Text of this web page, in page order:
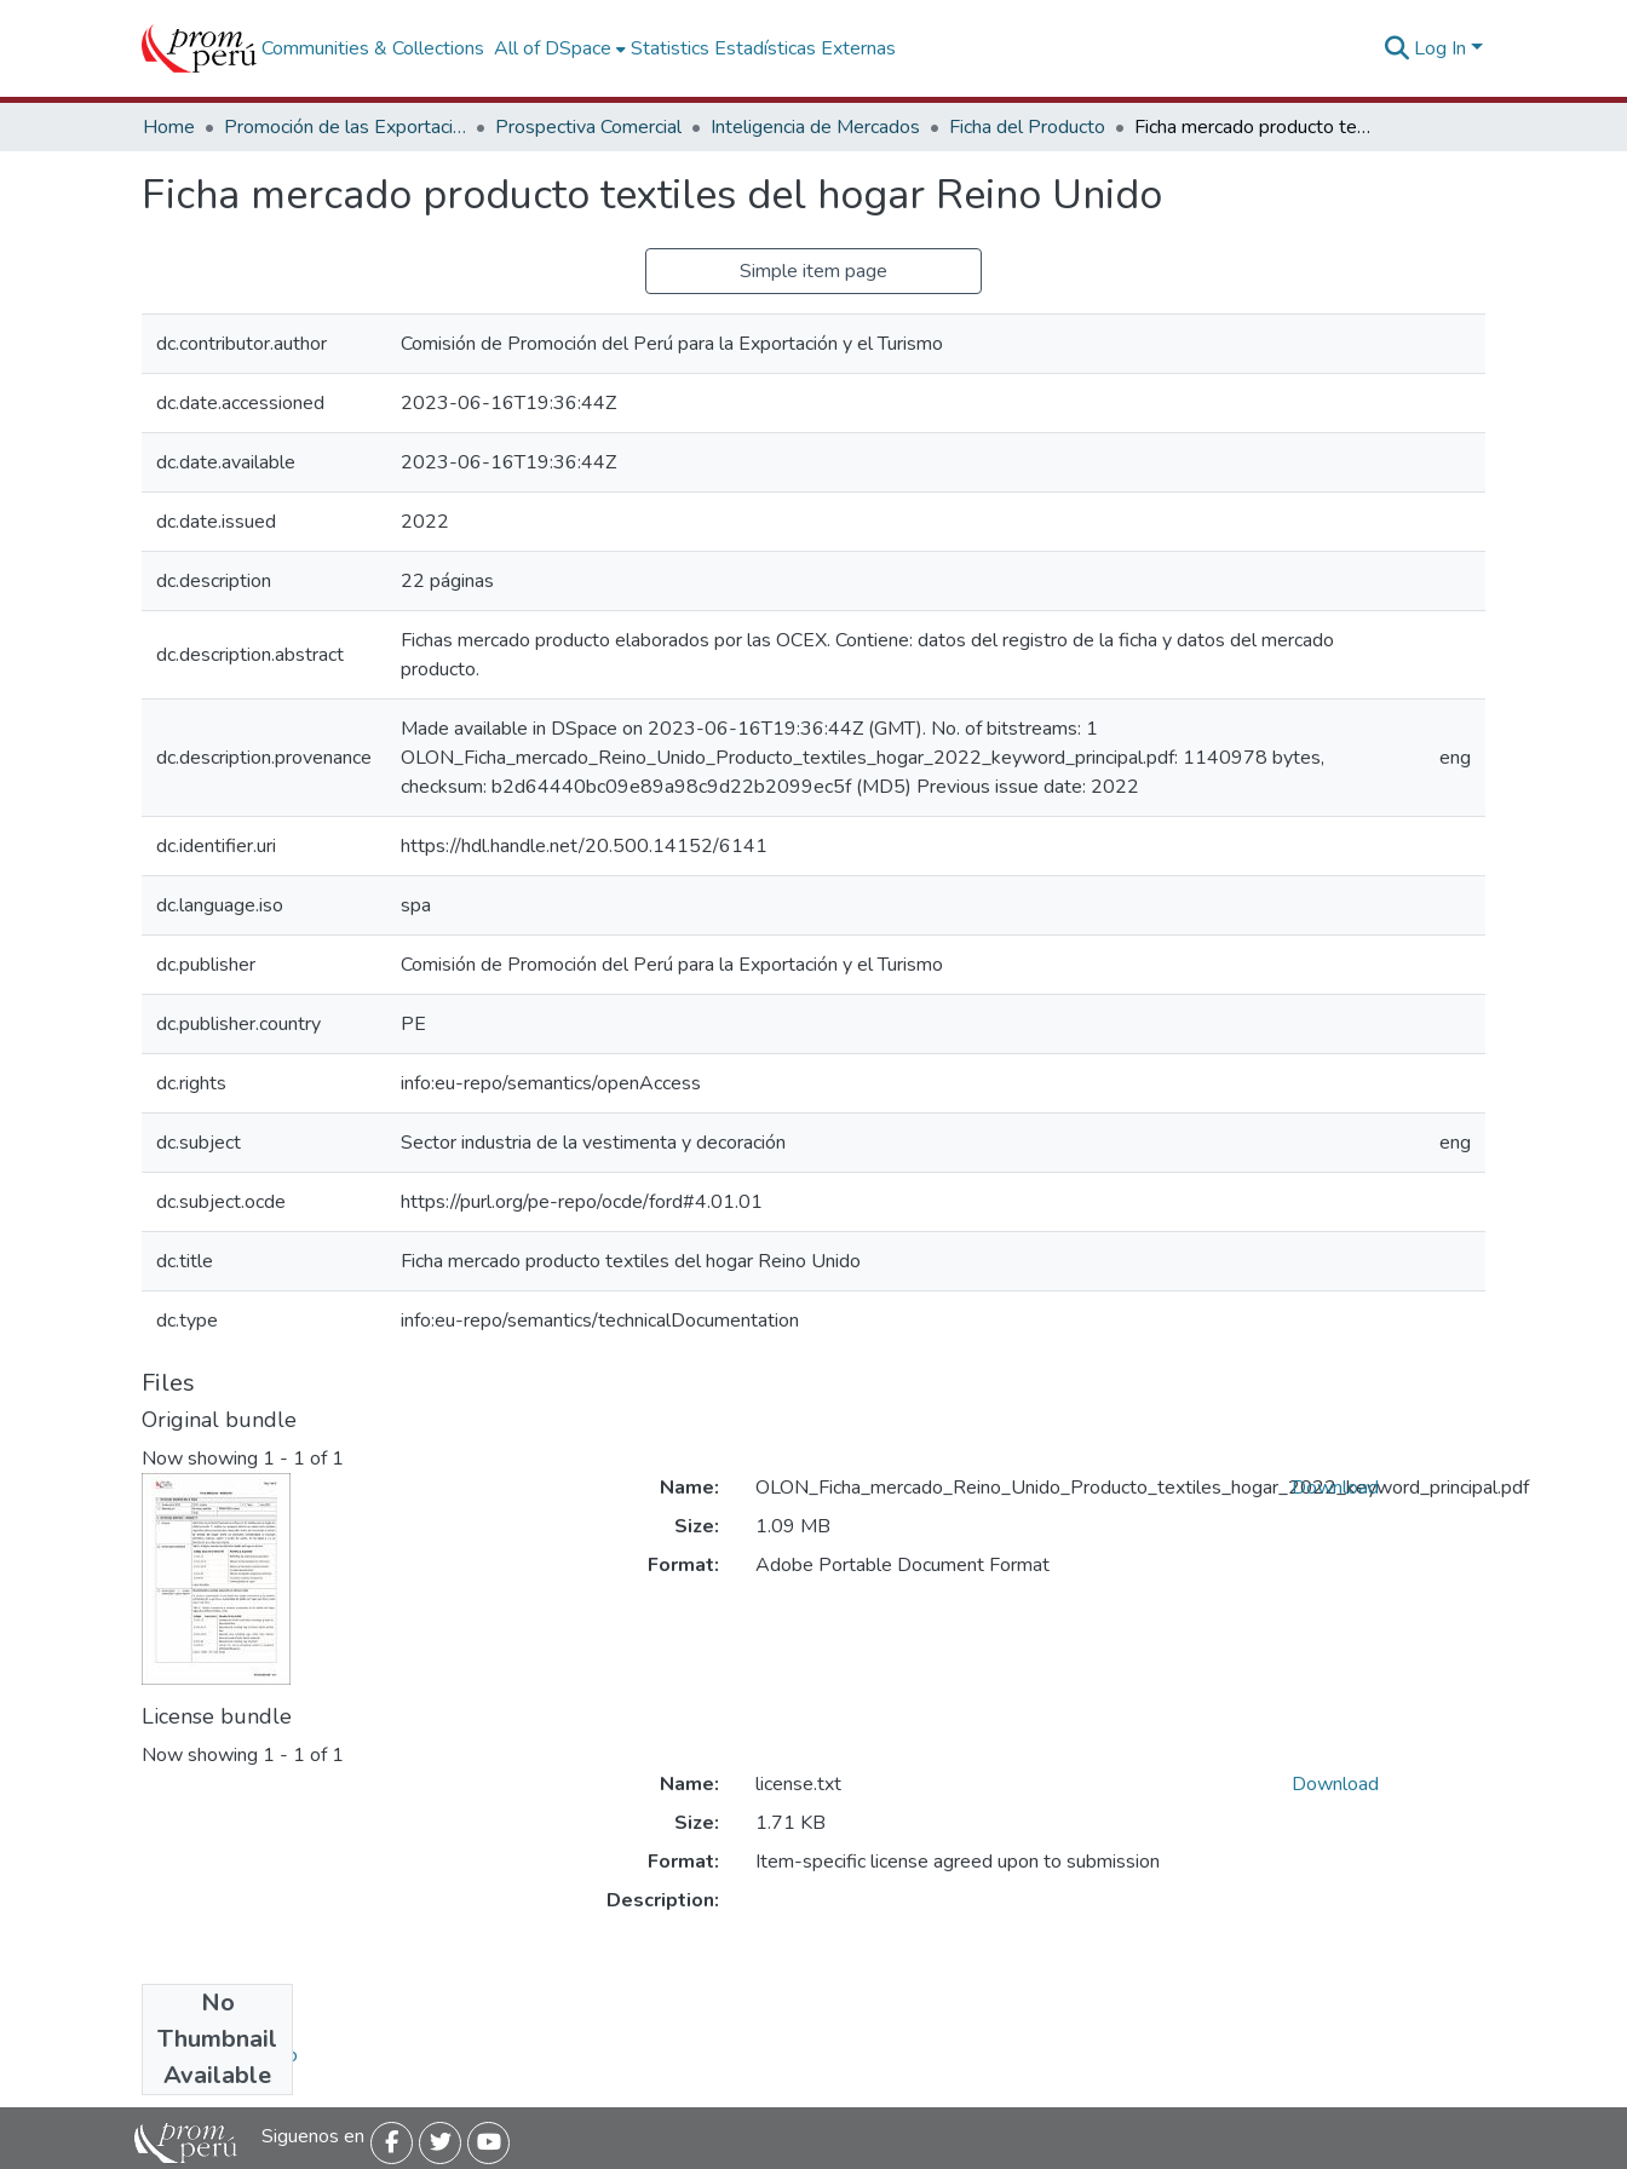
Communities & Collections All of DSpace Statistics Estadísticas Externas Log In
Home Promoción de las Exportaciones Prospectiva Comercial Inteligencia de Mercados Ficha del Producto Ficha mercado producto textiles del hogar Reino Unido
Ficha mercado producto textiles del hogar Reino Unido
Simple item page
dc.contributor.author Comisión de Promoción del Perú para la Exportación y el Turismo
dc.date.accessioned 2023-06-16T19:36:44Z
dc.date.available 2023-06-16T19:36:44Z
dc.date.issued 2022
dc.description 22 páginas
dc.description.abstract
Fichas mercado producto elaborados por las OCEX. Contiene: datos del registro de la ficha y datos del mercado
producto.
dc.description.provenance
Made available in DSpace on 2023-06-16T19:36:44Z (GMT). No. of bitstreams: 1
OLON_Ficha_mercado_Reino_Unido_Producto_textiles_hogar_2022_keyword_principal.pdf: 1140978 bytes,
checksum: b2d64440bc09e89a98c9d22b2099ec5f (MD5) Previous issue date: 2022
eng
dc.identifier.uri https://hdl.handle.net/20.500.14152/6141
dc.language.iso spa
dc.publisher Comisión de Promoción del Perú para la Exportación y el Turismo
dc.publisher.country PE
dc.rights info:eu-repo/semantics/openAccess
dc.subject Sector industria de la vestimenta y decoración eng
dc.subject.ocde https://purl.org/pe-repo/ocde/ford#4.01.01
dc.title Ficha mercado producto textiles del hogar Reino Unido
dc.type info:eu-repo/semantics/technicalDocumentation
Files
Original bundle
Now showing 1 - 1 of 1
Name:
OLON_Ficha_mercado_Reino_Unido_Producto_textiles_hogar_2022_keyword_principal.pdf
Size:
1.09 MB
Format:
Adobe Portable Document Format
Download
License bundle
Now showing 1 - 1 of 1
No
Thumbnail
Available
Name:
license.txt
Size:
1.71 KB
Format:
Item-specific license agreed upon to submission
Description:
Download
Collections
Ficha del Producto
Siguenos en